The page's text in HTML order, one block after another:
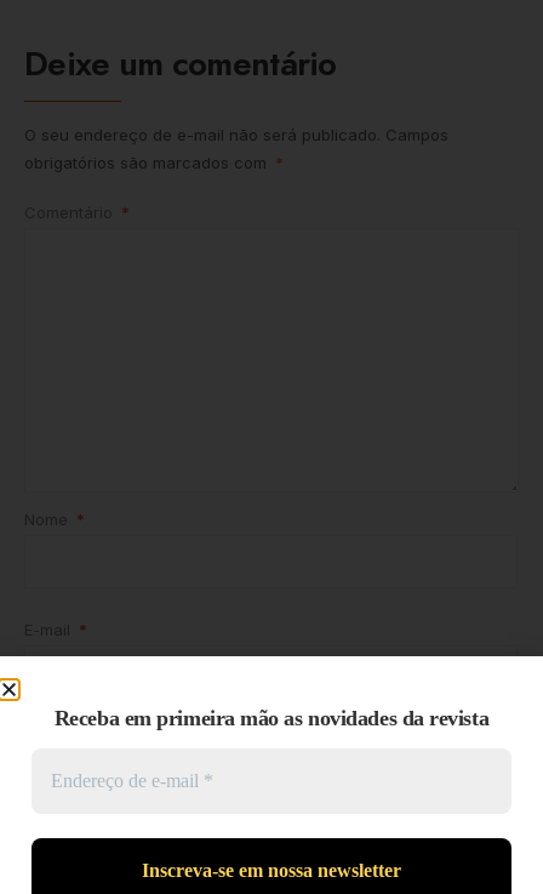
Deixe um comentário
O seu endereço de e-mail não será publicado. Campos
obrigatórios são marcados com *
*
*
E-mail *
que eu comentar.
Receba em primeira mão as novidades da revista